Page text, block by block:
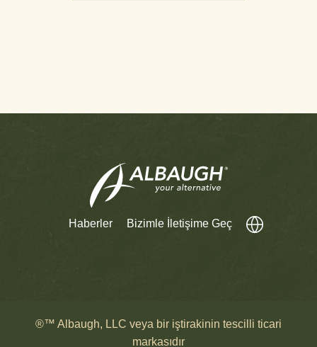
Haberler Bizimle İletişime Geç
®™ Albaugh, LLC veya bir iştirakinin tescilli ticari
markasıdır